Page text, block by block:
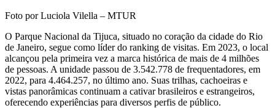
Foto por Luciola Vilella – MTUR
O Parque Nacional da Tijuca, situado no coração da cidade do Rio
de Janeiro, segue como líder do ranking de visitas. Em 2023, o local
alcançou pela primeira vez a marca histórica de mais de 4 milhões
de pessoas. A unidade passou de 3.542.778 de frequentadores, em
2022, para 4.464.257, no último ano. Suas trilhas, cachoeiras e
vistas panorâmicas continuam a cativar brasileiros e estrangeiros,
oferecendo experiências para diversos perfis de público.